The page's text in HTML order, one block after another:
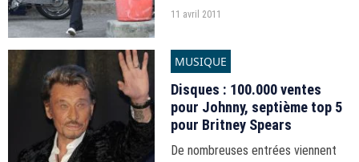
en référence à Johnny Hallyday.
11 avril 2011
MUSIQUE
Disques : 100.000 ventes
pour Johnny, septième top 5
pour Britney Spears
De nombreuses entrées viennent